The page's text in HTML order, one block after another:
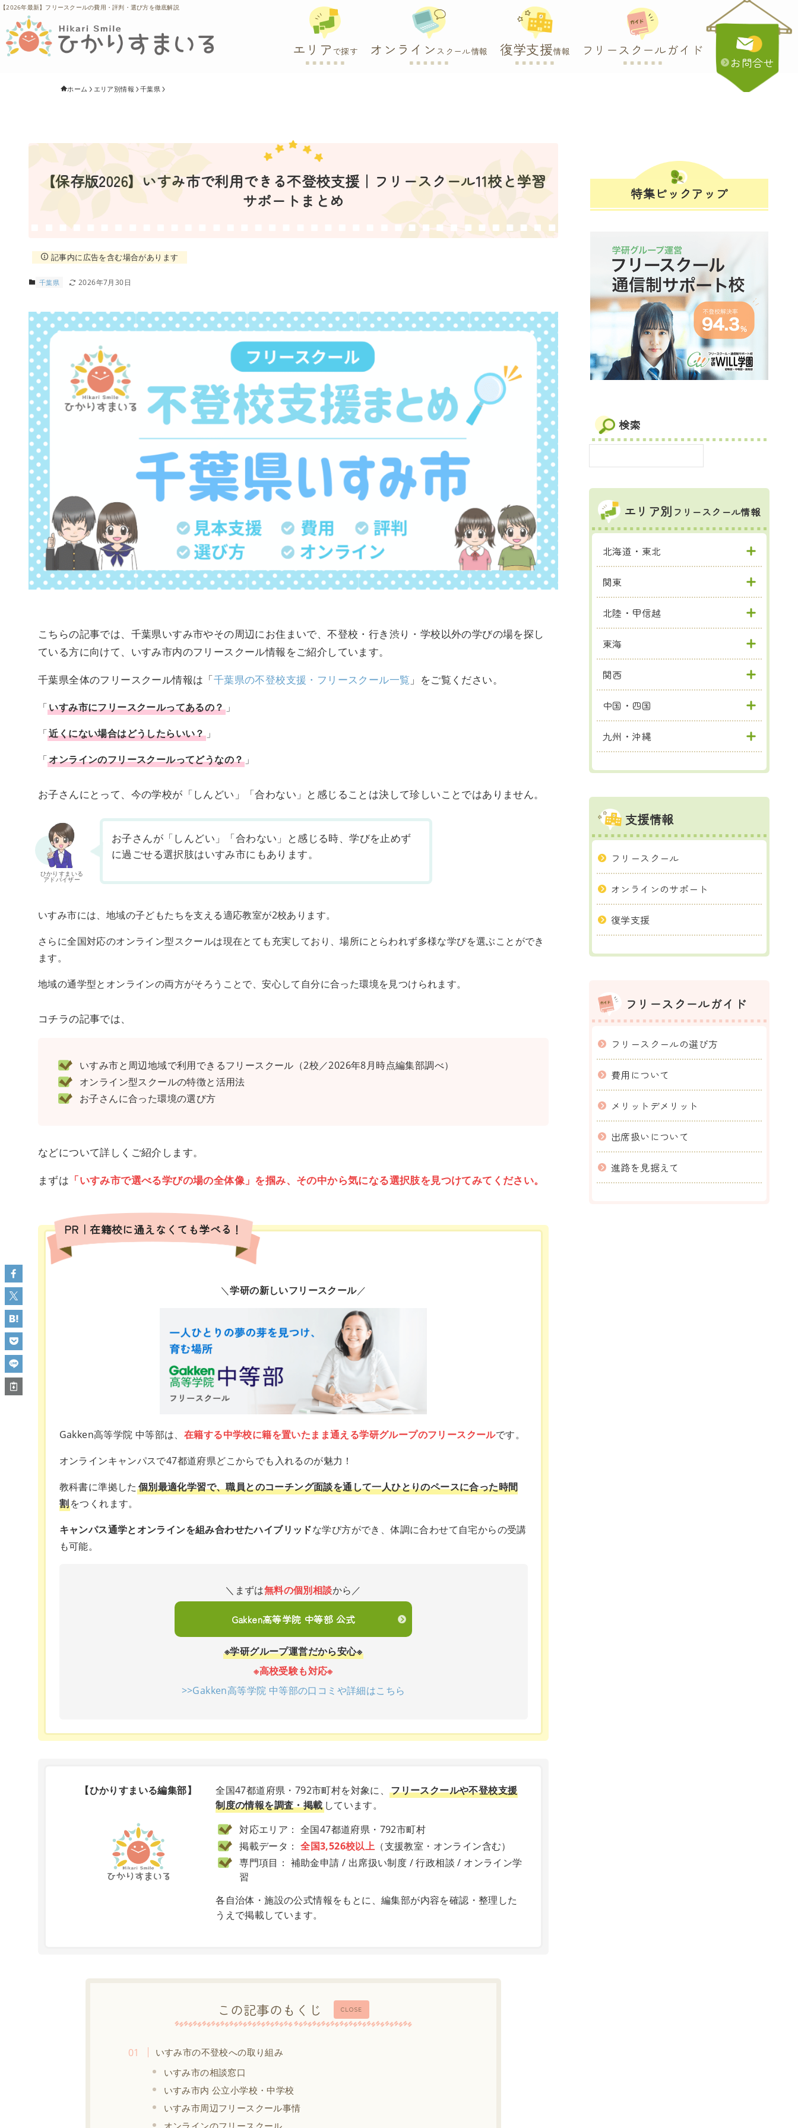
【2026年最新】フリースクールの費用・評判・選び方を徹底解説
エリア で探す オンライン スクール情報 復学支援情報 フリースクールガイド
お問合せ
ホーム エリア別情報 千葉県
【保存版2026】いすみ市で利用できる不登校支援｜フリースクール11校と学習
サポートまとめ
記事内に広告を含む場合があります
千葉県 2026年7月30日
こちらの記事では、千葉県いすみ市やその周辺にお住まいで、不登校・行き渋り・学校以外の学びの場を探し
ている方に向けて、いすみ市内のフリースクール情報をご紹介しています。
千葉県全体のフリースクール情報は「千葉県の不登校支援・フリースクール一覧 」をご覧ください。
「いすみ市にフリースクールってあるの？」
「近くにない場合はどうしたらいい？」
「オンラインのフリースクールってどうなの？ 」
お子さんにとって、今の学校が「しんどい」「合わない」と感じることは決して珍しいことではありません。
ひかりすまいる
アドバイザー
お子さんが「しんどい」「合わない」と感じる時、学びを止めず
に過ごせる選択肢はいすみ市にもあります。
いすみ市には、地域の子どもたちを支える適応教室が2校あります。
さらに全国対応のオンライン型スクールは現在とても充実しており、場所にとらわれず多様な学びを選ぶことができ
ます。
地域の通学型とオンラインの両方がそろうことで、安心して自分に合った環境を見つけられます。
コチラの記事では、
いすみ市と周辺地域で利用できるフリースクール（2校／2026年8月時点編集部調べ）
オンライン型スクールの特徴と活用法
お子さんに合った環境の選び方
などについて詳しくご紹介します。
まずは 「いすみ市で選べる学びの場の全体像」を掴み、その中から気になる選択肢を見つけてみてください。
PR｜在籍校に通えなくても学べる！
＼学研の新しいフリースクール／
Gakken高等学院 中等部は、 在籍する中学校に籍を置いたまま通える学研グループのフリースクールです。
オンラインキャンパスで47都道府県どこからでも入れるのが魅力！
教科書に準拠した 個別最適化学習で、職員とのコーチング面談を通して一人ひとりのペースに合った時間
割をつくれます。
キャンパス通学とオンラインを組み合わせたハイブリッドな学び方ができ、体調に合わせて自宅からの受講
も可能。
＼まずは無料の個別相談から／
Gakken高等学院 中等部 公式
※学研グループ運営だから安心※
※高校受験も対応※
>>Gakken高等学院 中等部の口コミや詳細はこちら
【ひかりすまいる編集部】 全国47都道府県・792市町村を対象に、フリースクールや不登校支援
制度の情報を調査・掲載しています。
対応エリア： 全国47都道府県・792市町村
掲載データ：全国3,526校以上 （支援教室・オンライン含む）
専門項目： 補助金申請 / 出席扱い制度 / 行政相談 / オンライン学
習
各自治体・施設の公式情報をもとに、編集部が内容を確認・整理した
うえで掲載しています。
CLOSE
この記事のもくじ
いすみ市の不登校への取り組み
いすみ市の相談窓口
いすみ市内 公立小学校・中学校
いすみ市周辺フリースクール事情
オンラインのフリースクール
特集ピックアップ
検索
エリア別 フリースクール情報
北海道・東北
関東
北陸・甲信越
東海
関西
中国・四国
九州・沖縄
支援情報
フリースクール
オンラインのサポート
復学支援
フリースクールガイド
フリースクールの選び方
費用について
メリットデメリット
出席扱いについて
進路を見据えて